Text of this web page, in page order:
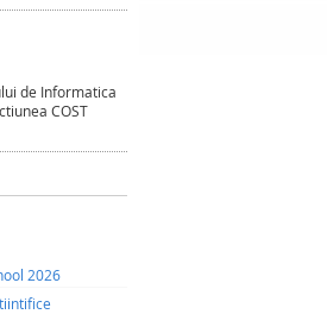
de Informatica
COST
2026